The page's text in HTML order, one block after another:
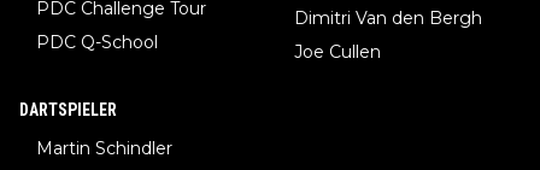
PDC Challenge Tour
PDC Q-School
Dimitri Van den Bergh
Joe Cullen
DARTSPIELER
Martin Schindler